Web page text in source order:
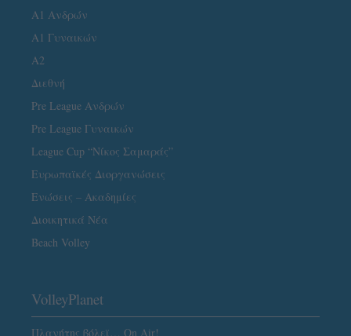
Α1 Ανδρών
Α1 Γυναικών
A2
Διεθνή
Pre League Ανδρών
Pre League Γυναικών
League Cup “Νίκος Σαμαράς”
Ευρωπαϊκές Διοργανώσεις
Ενώσεις – Ακαδημίες
Διοικητικά Νέα
Beach Volley
VolleyPlanet
Πλανήτης βόλεϊ… On Air!